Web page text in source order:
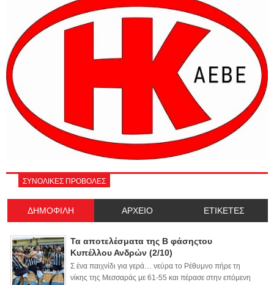
ΣΥΝΟΛΙΚΕΣ ΠΡΟΒΟΛΕΣ
ΔΗΜΟΦΙΛΗ ΑΡΧΕΙΟ ΕΤΙΚΕΤΕΣ
Τα αποτελέσματα της Β φάσηςτου
Κυπέλλου Ανδρών (2/10)
Σ ένα παιχνίδι για γερά… νεύρα το Ρέθυμνο πήρε τη
νίκης της Μεσσαράς με 61-55 και πέρασε στην επόμενη